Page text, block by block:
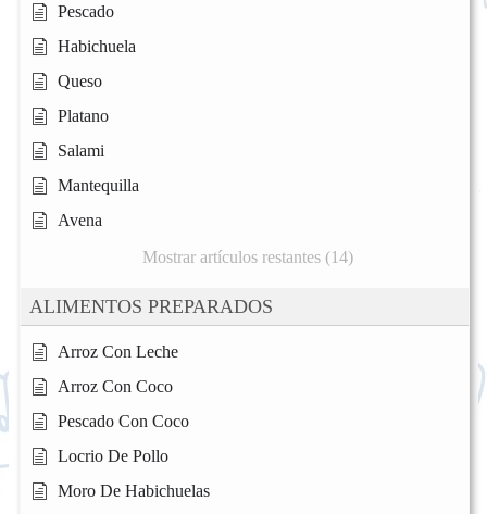
Pescado
Habichuela
Queso
Platano
Salami
Mantequilla
Avena
Mostrar artículos restantes (14)
ALIMENTOS PREPARADOS
Arroz Con Leche
Arroz Con Coco
Pescado Con Coco
Locrio De Pollo
Moro De Habichuelas